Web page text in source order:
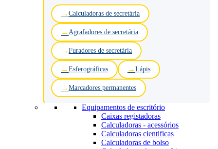
Calculadoras de secretária
Agrafadores de secretária
Furadores de secretária
Esferográficas Lápis
Marcadores permanentes
Equipamentos de escritório
Caixas registadoras
Calculadoras - acessórios
Calculadoras cientificas
Calculadoras de bolso